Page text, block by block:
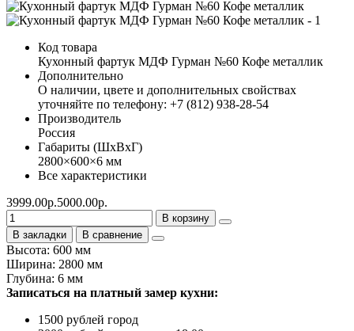
Код товара
Кухонный фартук МДФ Гурман №60 Кофе металлик
Дополнительно
О наличии, цвете и дополнительных свойствах
уточняйте по телефону: +7 (812) 938-28-54
Производитель
Россия
Габариты (ШхВхГ)
2800×600×6 мм
Все характеристики
3999.00р.5000.00р.
В корзину
В закладки
В сравнение
Высота: 600 мм
Ширина: 2800 мм
Глубина: 6 мм
Записаться на платный замер кухни:
1500 рублей город